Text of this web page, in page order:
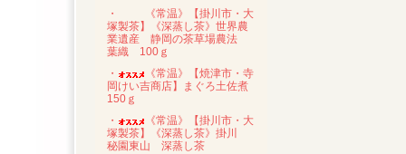
・
《常温》【掛川市・大
塚製茶】《深蒸し茶》世界農
業遺産 静岡の茶草場農法
葉織 100ｇ
・
《常温》【焼津市・寺
岡けい吉商店】まぐろ土佐煮
150ｇ
・
《常温》【掛川市・大
塚製茶】《深蒸し茶》掛川
秘園東山 深蒸し茶